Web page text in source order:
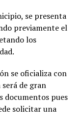
se presenta
previamente el
los
se oficializa con
de gran
documentos pues
solicitar una